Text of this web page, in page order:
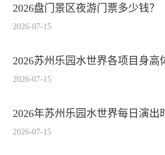
2026盘门景区夜游门票多少钱？
2026-07-15
2026苏州乐园水世界各项目身高
2026-07-15
2026年苏州乐园水世界每日演出
2026-07-15